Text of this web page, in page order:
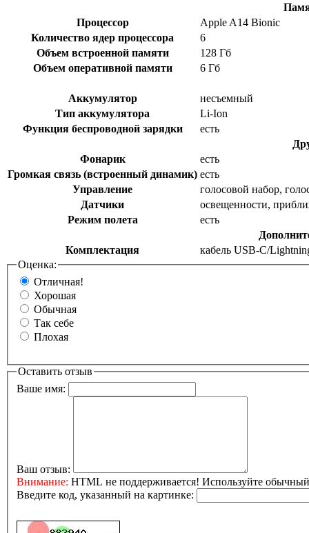
Процессор
Apple A14 Bionic
Количество ядер процессора
6
Объем встроенной памяти
128 Гб
Объем оперативной памяти
6 Гб
Аккумулятор
несъемный
Тип аккумулятора
Li-Ion
Функция беспроводной зарядки
есть
Фонарик
есть
Громкая связь (встроенный динамик) есть
Управление
голосовой набор,
Датчики
освещенности,
Режим полета
есть
Комплектация
кабель USB‑C/
Оценка:
Отличная!
Хорошая
Обычная
Так себе
Плохая
Оставить отзыв
Ваше имя:
Ваш отзыв:
Внимание: HTML не поддерживается! Используйте обычный
Введите код, указанный на картинке: